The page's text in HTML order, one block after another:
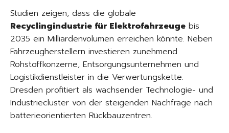
Studien zeigen, dass die globale
Recyclingindustrie für Elektrofahrzeuge bis
2035 ein Milliardenvolumen erreichen könnte. Neben
Fahrzeugherstellern investieren zunehmend
Rohstoffkonzerne, Entsorgungsunternehmen und
Logistikdienstleister in die Verwertungskette.
Dresden profitiert als wachsender Technologie- und
Industriecluster von der steigenden Nachfrage nach
batterieorientierten Rückbauzentren.